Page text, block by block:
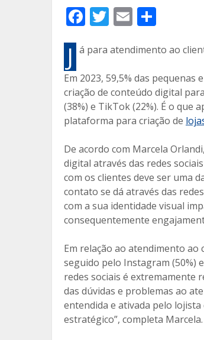
F
ac
e
b
o
o
k
T
w
itt
er
E
m
ai
l
m
p
ar
til
h
ar
J á para atendimento ao
Em 2023, 59,5% das
criação de conteúdo digital
(38%) e TikTok (22%). É o que
plataforma para criação de
De acordo com Marcela
digital através das redes
com os clientes deve ser uma
contato se dá através das
com a sua identidade visual
consequentemente
Em relação ao atendimento ao
seguido pelo Instagram (50%)
redes sociais é extremamente
das dúvidas e problemas ao
entendida e ativada pelo
estratégico”, completa Marcela.